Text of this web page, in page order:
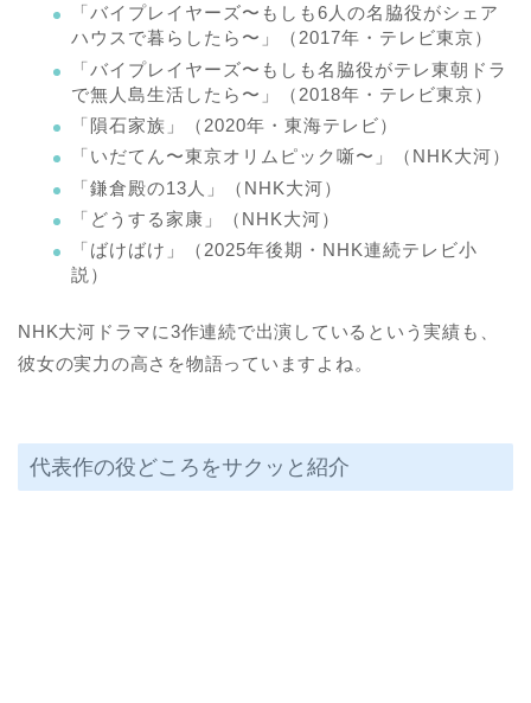
「バイプレイヤーズ〜もしも6人の名脇役がシェア
ハウスで暮らしたら〜」（2017年・テレビ東京）
「バイプレイヤーズ〜もしも名脇役がテレ東朝ドラ
で無人島生活したら〜」（2018年・テレビ東京）
「隕石家族」（2020年・東海テレビ）
「いだてん〜東京オリムピック噺〜」（NHK大河）
「鎌倉殿の13人」（NHK大河）
「どうする家康」（NHK大河）
「ばけばけ」（2025年後期・NHK連続テレビ小
説）
NHK大河ドラマに3作連続で出演しているという実績も、
彼女の実力の高さを物語っていますよね。
代表作の役どころをサクッと紹介